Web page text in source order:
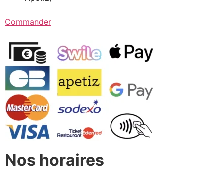
Commander
Nos horaires